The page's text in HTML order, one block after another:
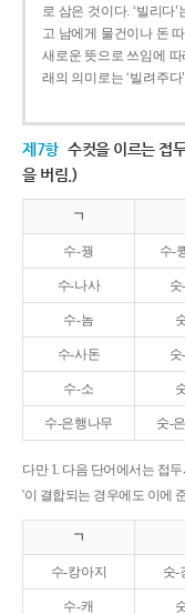
로 삼은 것이다. ‘빌리다
고 남에게 물건이나 돈
새로운 뜻으로 쓰임에
래의 의미로는 ‘빌려주
제7항 수컷을 이르는 접
을 버림.)
ㄱ
수-꿩 수-
수-나사
수-놈
수-사돈
수-소
수-은행나무 숫-
다만 1. 다음 단어에서는 접
'이 결합되는 경우에도 이에
ㄱ
수-캉아지 숫-
수-캐